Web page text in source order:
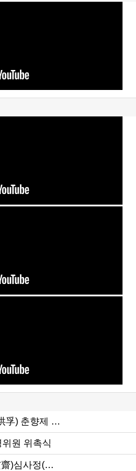
孚) 춘향제 …
원 위촉식
齋)심사정(…